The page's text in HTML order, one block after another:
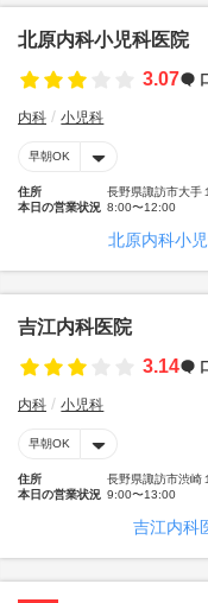
北原内科小児科医院
3.07
内科 小児科
早朝OK
住所
長野県諏訪市大手
本日の営業状況 8:00〜12:00
北原内科小
吉江内科医院
3.14
内科 小児科
早朝OK
住所
長野県諏訪市渋崎
本日の営業状況 9:00〜13:00
吉江内科